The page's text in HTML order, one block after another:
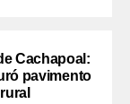
Cachapoal:
pavimento